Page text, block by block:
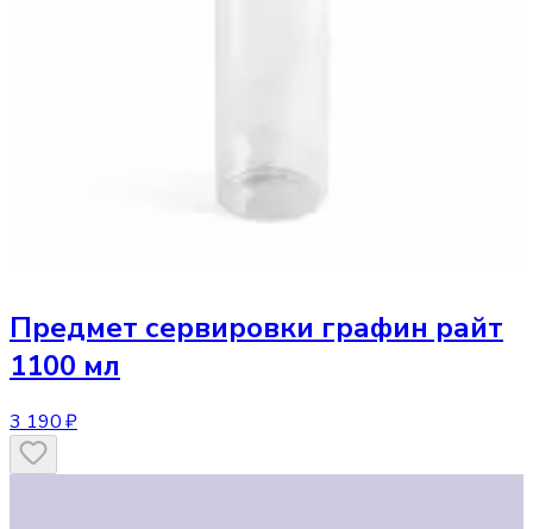
Предмет сервировки графин райт
1100 мл
3 190 ₽